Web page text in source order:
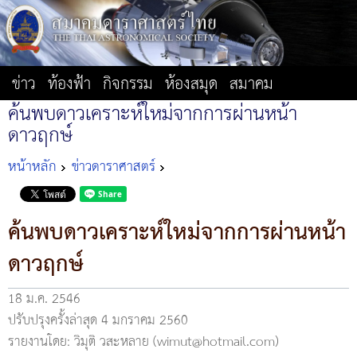
ข่าว ท้องฟ้า กิจกรรม ห้องสมุด สมาคม
ค้นพบดาวเคราะห์ใหม่จากการผ่านหน้า
ดาวฤกษ์
หน้าหลัก ข่าวดาราศาสตร์
ค้นพบดาวเคราะห์ใหม่จากการผ่านหน้า
ดาวฤกษ์
18 ม.ค. 2546
ปรับปรุงครั้งล่าสุด 4 มกราคม 2560
รายงานโดย: วิมุติ วสะหลาย (wimut@hotmail.com)